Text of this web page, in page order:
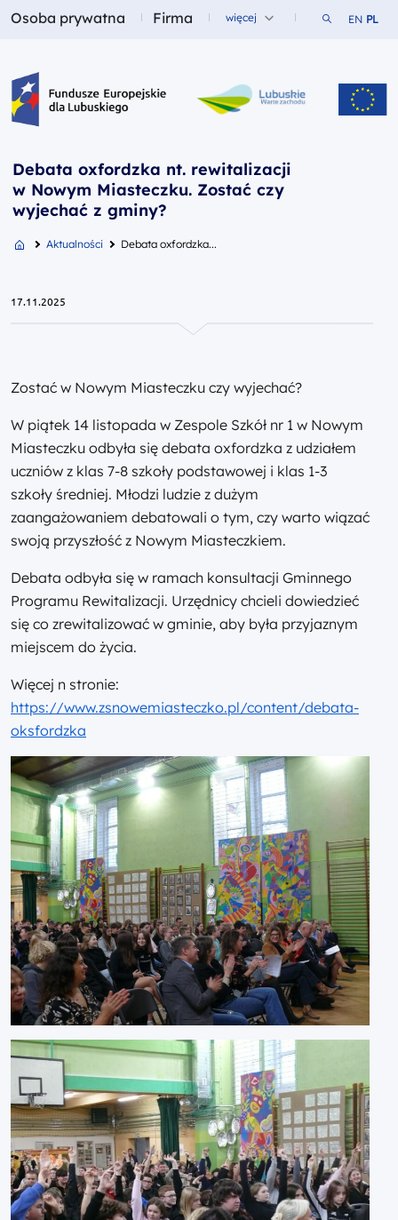
Fundusze dla
Osoba prywatna Fundusze dla
Firma więcej Szukaj w
EN PL
Fundusze Europejskie dla Lubuskiego
Debata oxfordzka nt. rewitalizacji
w Nowym Miasteczku. Zostać czy
wyjechać z gminy?
Aktualności Debata oxfordzka...
17.11.2025
Zostać w Nowym Miasteczku czy wyjechać?
W piątek 14 listopada w Zespole Szkół nr 1 w Nowym
Miasteczku odbyła się debata oxfordzka z udziałem
uczniów z klas 7-8 szkoły podstawowej i klas 1-3
szkoły średniej. Młodzi ludzie z dużym
zaangażowaniem debatowali o tym, czy warto wiązać
swoją przyszłość z Nowym Miasteczkiem.
Debata odbyła się w ramach konsultacji Gminnego
Programu Rewitalizacji. Urzędnicy chcieli dowiedzieć
się co zrewitalizować w gminie, aby była przyjaznym
miejscem do życia.
Więcej n stronie:
https://www.zsnowemiasteczko.pl/content/debata-
oksfordzka